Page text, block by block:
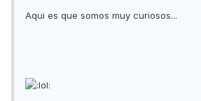
Aqui es que somos muy curiosos...